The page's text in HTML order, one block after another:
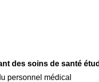
des soins de santé
personnel médical